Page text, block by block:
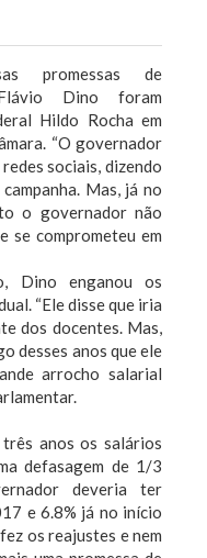
promessas de
Dino foram
Hildo Rocha em
“O governador
sociais, dizendo
Mas, já no
o governador não
se comprometeu em
Dino enganou os
“Ele disse que iria
dos docentes. Mas,
desses anos que ele
arrocho salarial
anos os salários
defasagem de 1/3
deveria ter
e 6.8% já no início
os reajustes e nem